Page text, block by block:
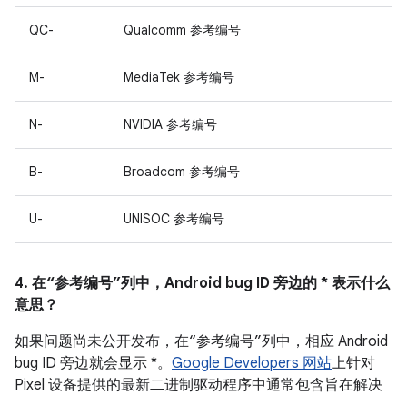
QC- Qualcomm 参考编号
M- MediaTek 参考编号
N- NVIDIA 参考编号
B- Broadcom 参考编号
U- UNISOC 参考编号
4. 在“参考编号”列中，Android bug ID 旁边的 * 表示什么
意思？
如果问题尚未公开发布，在“参考编号”列中，相应 Android
bug ID 旁边就会显示 *。 Google Developers 网站上针对
Pixel 设备提供的最新二进制驱动程序中通常包含旨在解决